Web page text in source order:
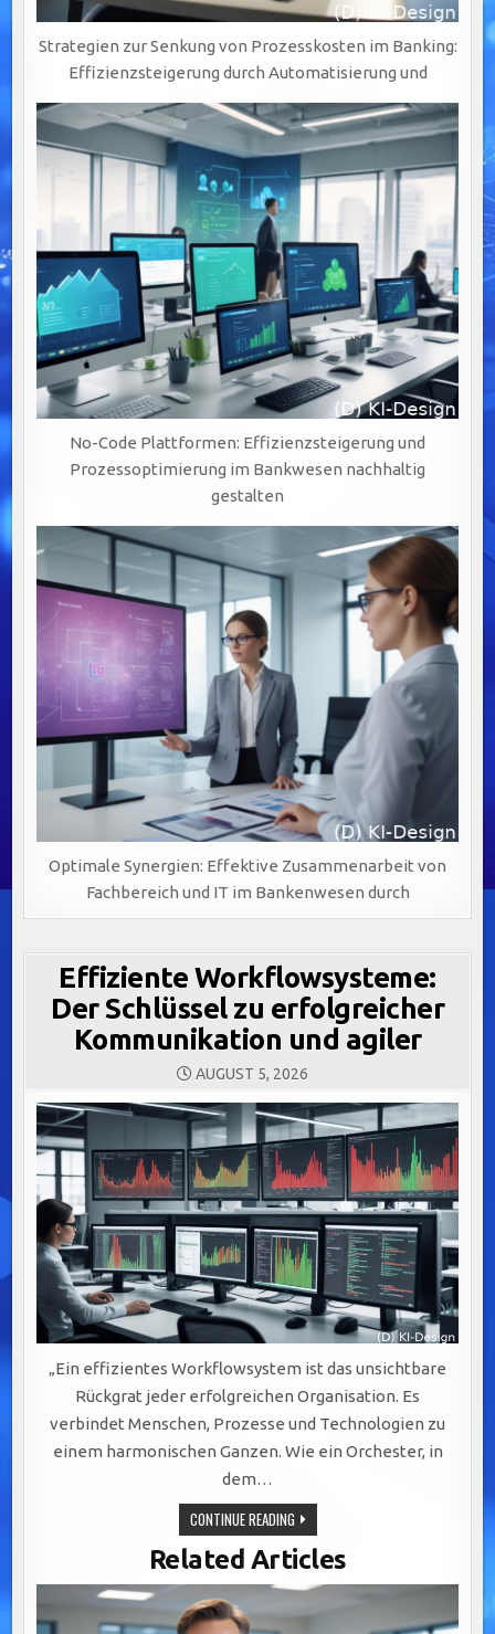
Strategien zur Senkung von Prozesskosten im Banking:
Effizienzsteigerung durch Automatisierung und
No-Code Plattformen: Effizienzsteigerung und
Prozessoptimierung im Bankwesen nachhaltig
gestalten
Optimale Synergien: Effektive Zusammenarbeit von
Fachbereich und IT im Bankenwesen durch
Effiziente Workflowsysteme:
Der Schlüssel zu erfolgreicher
Kommunikation und agiler
AUGUST 5, 2026
„Ein effizientes Workflowsystem ist das unsichtbare
Rückgrat jeder erfolgreichen Organisation. Es
verbindet Menschen, Prozesse und Technologien zu
einem harmonischen Ganzen. Wie ein Orchester, in
dem…
CONTINUE READINGEFFIZIENTE
WORKFLOWSYSTEME:
DER
SCHLÜSSEL
ZU
ERFOLGREICHER
UND
Related Articles